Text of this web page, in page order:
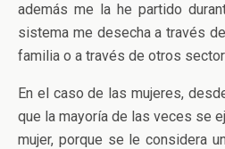
además me la he partido
sistema me desecha a través
familia o a través de otros
En el caso de las mujeres,
que la mayoría de las veces se
mujer, porque se le considera